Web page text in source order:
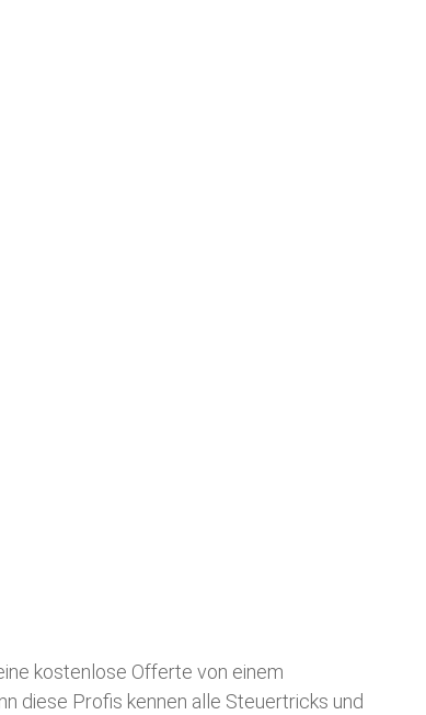
kostenlose Offerte von einem
diese Profis kennen alle Steuertricks und